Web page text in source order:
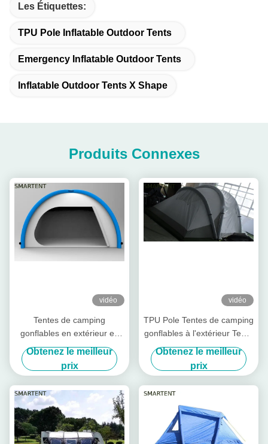
Les Étiquettes:
TPU Pole Inflatable Outdoor Tents
Emergency Inflatable Outdoor Tents
Inflatable Outdoor Tents X Shape
Produits Connexes
vidéo
Tentes de camping
gonflables en extérieur en
argent 190T Tente bleue
Obtenez le meilleur
prix
vidéo
TPU Pole Tentes de camping
gonflables à l'extérieur Tente
à dôme d'air gonflables
Polyester revêtu étanche
Obtenez le meilleur
prix